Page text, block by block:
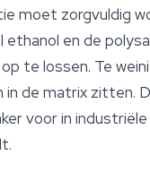
moet zorgvuldig
en de
te lossen. Te
in de matrix zitten.
voor in